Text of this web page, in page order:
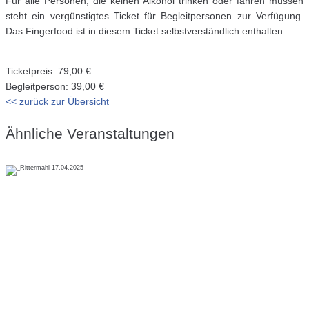
steht ein vergünstigtes Ticket für Begleitpersonen zur Verfügung.
Das Fingerfood ist in diesem Ticket selbstverständlich enthalten.
Ticketpreis: 79,00 €
Begleitperson: 39,00 €
<< zurück zur Übersicht
Ähnliche Veranstaltungen